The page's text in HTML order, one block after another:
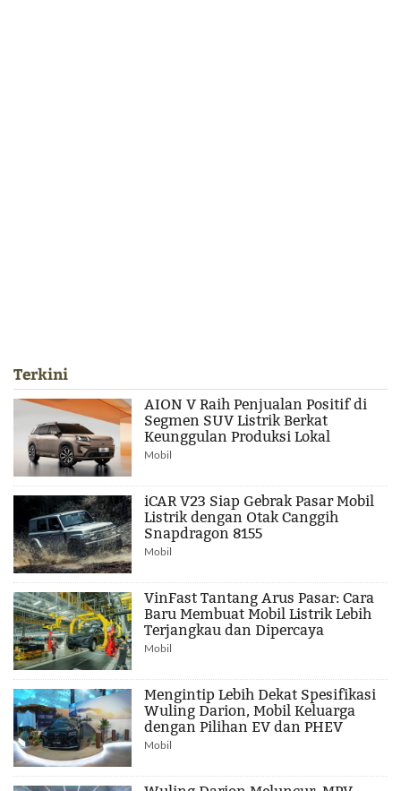
Terkini
AION V Raih Penjualan Positif di
Segmen SUV Listrik Berkat
Keunggulan Produksi Lokal
Mobil
iCAR V23 Siap Gebrak Pasar Mobil
Listrik dengan Otak Canggih
Snapdragon 8155
Mobil
VinFast Tantang Arus Pasar: Cara
Baru Membuat Mobil Listrik Lebih
Terjangkau dan Dipercaya
Mobil
Mengintip Lebih Dekat Spesifikasi
Wuling Darion, Mobil Keluarga
dengan Pilihan EV dan PHEV
Mobil